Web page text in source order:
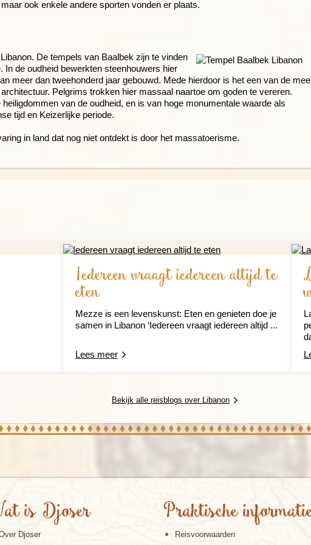
ook enkele andere sporten vonden er plaats.
De tempels van Baalbek zijn te vinden
In de oudheid bewerkten steenhouwers hier
meer dan tweehonderd jaar gebouwd. Mede hierdoor is het een van de
Pelgrims trokken hier massaal naartoe om goden te vereren.
van de oudheid, en is van hoge monumentale waarde als
tijd en Keizerlijke periode.
in land dat nog niet ontdekt is door het massatoerisme.
Iedereen vraagt iedereen altijd te
eten
Mezze is een levenskunst: Eten en genieten doe je
samen in Libanon ‘Iedereen vraagt iedereen altijd ...
Lees meer
Bekijk alle reisblogs over Libanon
is Djoser
Djoser
Praktische
Reisvoorwaarden